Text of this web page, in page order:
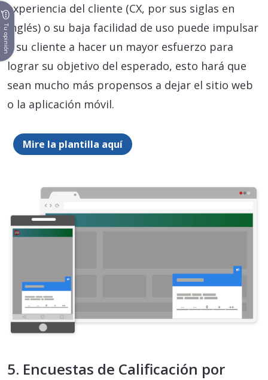
experiencia del cliente (CX, por sus siglas en
inglés) o su baja facilidad de uso puede impulsar
a su cliente a hacer un mayor esfuerzo para
lograr su objetivo del esperado, esto hará que
sean mucho más propensos a dejar el sitio web
o la aplicación móvil.
Mire la plantilla aquí
5. Encuestas de Calificación por
Tu opinión